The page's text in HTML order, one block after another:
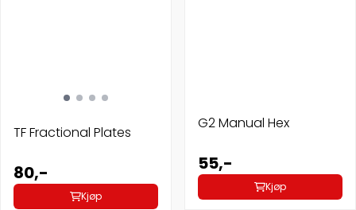
TF Fractional Plates
80,-
Kjøp
G2 Manual Hex
55,-
Kjøp